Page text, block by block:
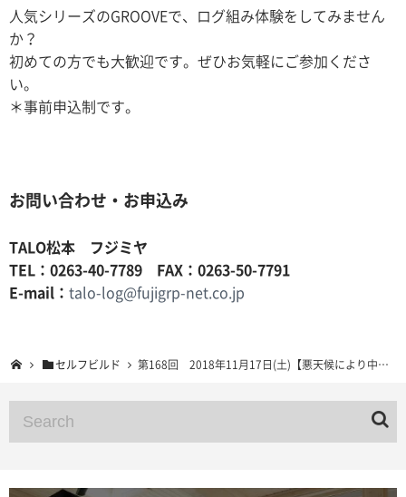
人気シリーズのGROOVEで、ログ組み体験をしてみません
か？
初めての方でも大歓迎です。ぜひお気軽にご参加くださ
い。
＊事前申込制です。
お問い合わせ・お申込み
TALO松本 フジミヤ
TEL：0263-40-7789 FAX：0263-50-7791
E-mail： talo-log@fujigrp-net.co.jp
セルフビルド 第168回 2018年11月17日(土)【悪天候により中止】ログハウスセルフビルドスクール 長野県安曇野市